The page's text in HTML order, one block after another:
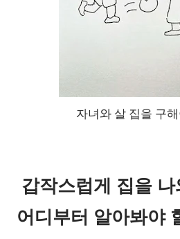
자녀와 살 집을 구
갑작스럽게 집을
어디부터 알아봐야